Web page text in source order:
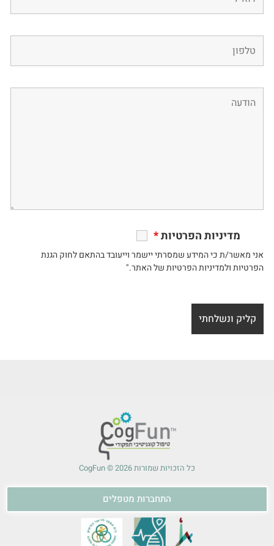
מדיניות הפרטיות*
אני מאשר/ת כי המידע שמסרתי יישמר וייעובד בהתאם לחוק הגנת
הפרטיות ולמדיניות הפרטיות של האתר."
כל הזכויות שמורות 2026 © CogFun
התחברות מטפלים